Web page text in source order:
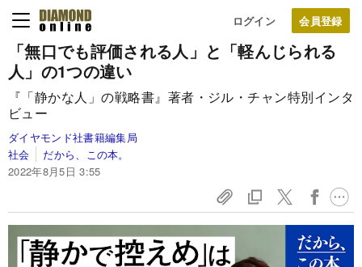
ログイン
「無口でも評価される人」と「軽んじられる
人」の1つの違い
『「静かな人」の戦略書』著者・ジル・チャン特別インタ
ビュー
ダイヤモンド社書籍編集局
社会
だから、この本。
2022年8月5日 3:55